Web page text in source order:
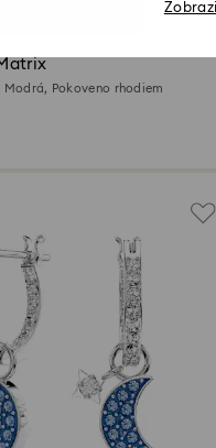
Modrá, Pokoveno rhodiem